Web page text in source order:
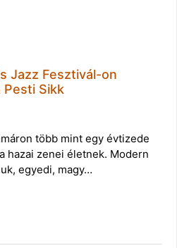
Jazz Fesztivál-on
Pesti Sikk
több mint egy évtizede
hazai zenei életnek. Modern
egyedi, magy…